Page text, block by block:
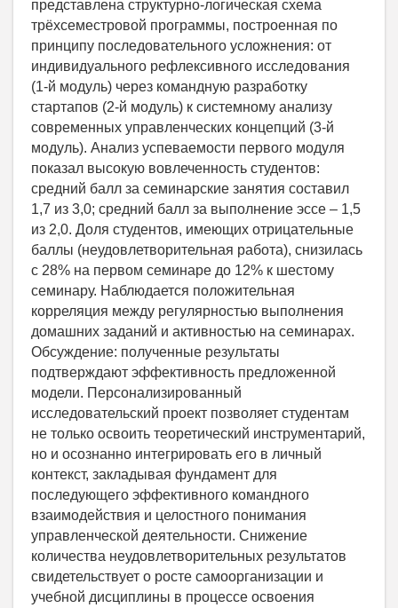
представлена структурно-логическая схема
трёхсеместровой программы, построенная по
принципу последовательного усложнения: от
индивидуального рефлексивного исследования
(1-й модуль) через командную разработку
стартапов (2-й модуль) к системному анализу
современных управленческих концепций (3-й
модуль). Анализ успеваемости первого модуля
показал высокую вовлеченность студентов:
средний балл за семинарские занятия составил
1,7 из 3,0; средний балл за выполнение эссе – 1,5
из 2,0. Доля студентов, имеющих отрицательные
баллы (неудовлетворительная работа), снизилась
с 28% на первом семинаре до 12% к шестому
семинару. Наблюдается положительная
корреляция между регулярностью выполнения
домашних заданий и активностью на семинарах.
Обсуждение: полученные результаты
подтверждают эффективность предложенной
модели. Персонализированный
исследовательский проект позволяет студентам
не только освоить теоретический инструментарий,
но и осознанно интегрировать его в личный
контекст, закладывая фундамент для
последующего эффективного командного
взаимодействия и целостного понимания
управленческой деятельности. Снижение
количества неудовлетворительных результатов
свидетельствует о росте самоорганизации и
учебной дисциплины в процессе освоения